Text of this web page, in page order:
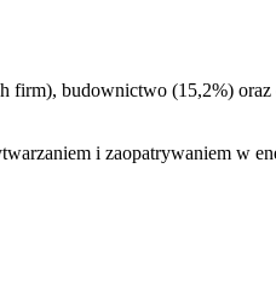
firm), budownictwo (15,2%) oraz
i zaopatrywaniem w